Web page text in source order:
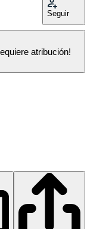
Seguir
atribución!